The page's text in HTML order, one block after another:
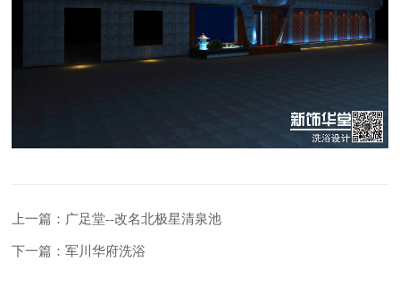
上一篇：广足堂--改名北极星清泉池
下一篇：军川华府洗浴